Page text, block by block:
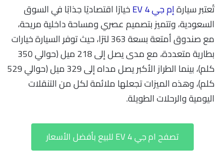
تُعتبر سيارةإم جي 4 EV
خيارًا اقتصاديًا جذابًا في السوق
السعودية، وتتميز بتصميم عصري ومساحة داخلية مريحة،
مع صندوق أمتعة بسعة 363 لترًا، حيث توفر السيارة خيارات
بطارية متعددة، مع مدى يصل إلى 218 ميل (حوالي 350
كلم)، بينما الطراز الأكبر يصل مداه إلى 329 ميل (حوالي 529
كلم)، وهذه الميزات تجعلها ملائمة لكل من التنقلات
اليومية والرحلات الطويلة.
تصفح ام جي 4 EV للبيع بأفضل الأسعار